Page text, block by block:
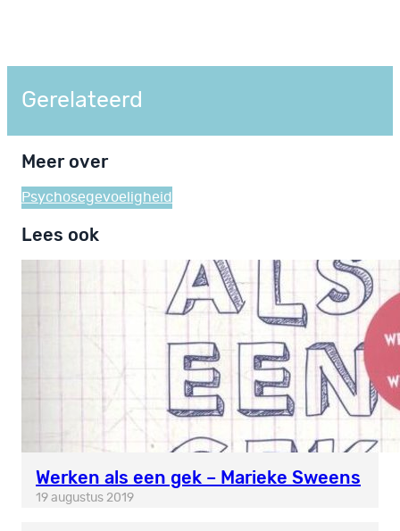
Gerelateerd
Meer over
Psychosegevoeligheid
Lees ook
Werken als een gek – Marieke Sweens
19 augustus 2019